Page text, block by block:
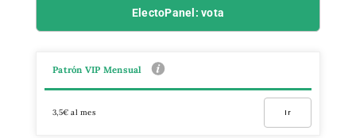
ElectoPanel: vota
Patrón VIP Mensual
3,5€ al mes Ir